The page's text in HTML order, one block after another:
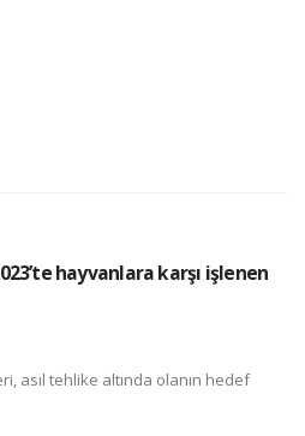
hayvanlara karşı işlenen
asıl tehlike altında olanın hedef